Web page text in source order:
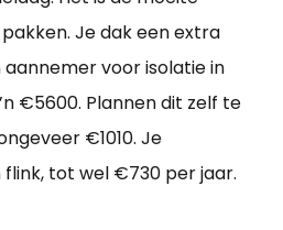
Je dak een extra
voor isolatie in
€5600. Plannen dit zelf te
€1010. Je
tot wel €730 per jaar.